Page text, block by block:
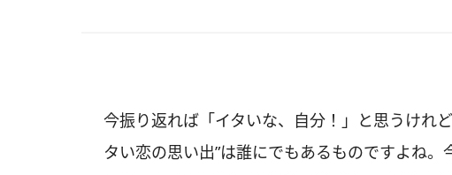
今振り返れば「イタいな、自分！」と思うけれ
タい恋の思い出”は誰にでもあるものですよね